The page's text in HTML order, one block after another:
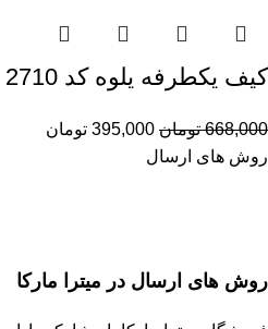
کیف یکطرفه یلوه کد 2710
668,000 تومان 395,000 تومان
روش های ارسال
روش های ارسال در میترا مارکا